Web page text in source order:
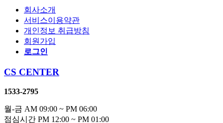
회사소개
서비스이용약관
개인정보 취급방침
회원가입
로그인
CS CENTER
1533-2795
월-금 AM 09:00 ~ PM 06:00
점심시간 PM 12:00 ~ PM 01:00